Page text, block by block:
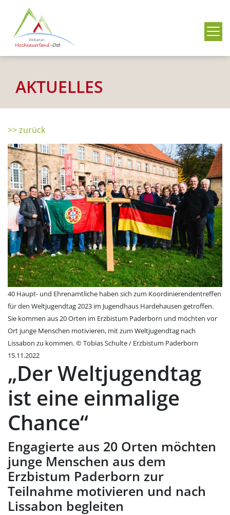
AKTUELLES
>> zurück
40 Haupt- und Ehrenamtliche haben sich zum Koordinierendentreffen
für den Weltjugendtag 2023 im Jugendhaus Hardehausen getroffen.
Sie kommen aus 20 Orten im Erzbistum Paderborn und möchten vor
Ort junge Menschen motivieren, mit zum Weltjugendtag nach
Lissabon zu kommen. © Tobias Schulte / Erzbistum Paderborn
15.11.2022
„Der Weltjugendtag
ist eine einmalige
Chance“
Engagierte aus 20 Orten möchten
junge Menschen aus dem
Erzbistum Paderborn zur
Teilnahme motivieren und nach
Lissabon begleiten